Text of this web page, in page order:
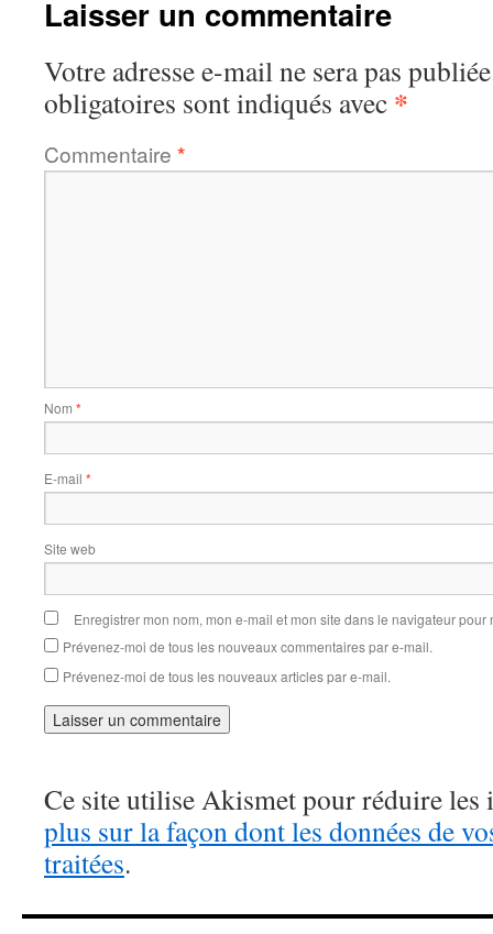
Laisser un commentaire
Votre adresse e-mail ne sera pas
obligatoires sont indiqués avec *
Commentaire *
Nom *
E-mail *
Site web
Enregistrer mon nom, mon e-mail et mon site dans le navigateur
Prévenez-moi de tous les nouveaux commentaires par e-mail.
Prévenez-moi de tous les nouveaux articles par e-mail.
Ce site utilise Akismet pour réduire les
plus sur la façon dont les données de
traitées.